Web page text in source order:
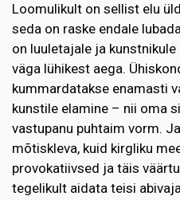
Loomulikult on sellist elu
seda on raske endale
on luuletajale ja
väga lühikest aega.
kummardatakse enamasti
kunstile elamine – nii oma
vastupanu puhtaim vorm.
mõtiskleva, kuid kirgliku
provokatiivsed ja täis
tegelikult aidata teisi